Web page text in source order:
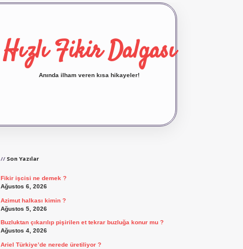
Hızlı Fikir Dalgası
Anında ilham veren kısa hikayeler!
Son Yazılar
Fikir işcisi ne demek ?
Ağustos 6, 2026
Azimut halkası kimin ?
Ağustos 5, 2026
Buzluktan çıkarılıp pişirilen et tekrar buzluğa konur mu ?
Ağustos 4, 2026
Ariel Türkiye’de nerede üretiliyor ?